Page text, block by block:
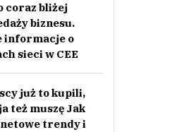
coraz bliżej
biznesu.
informacje o
sieci w CEE
już to kupili,
też muszę Jak
trendy i